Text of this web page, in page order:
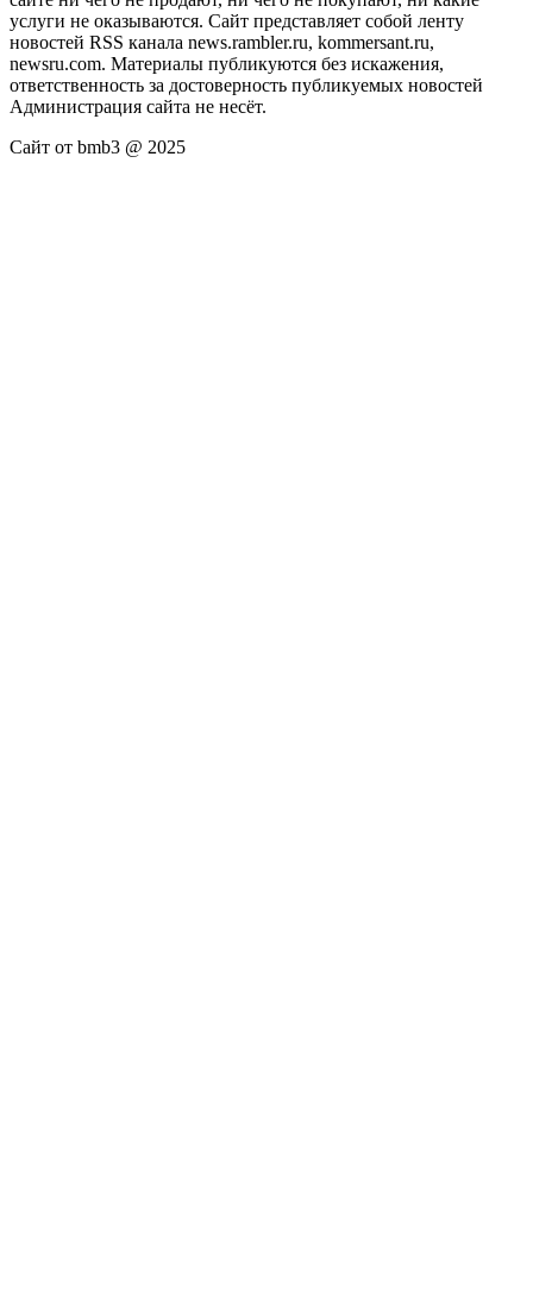
услуги не оказываются. Сайт представляет собой ленту
новостей RSS канала news.rambler.ru, kommersant.ru,
newsru.com. Материалы публикуются без искажения,
ответственность за достоверность публикуемых новостей
Администрация сайта не несёт.
Сайт от bmb3 @ 2025